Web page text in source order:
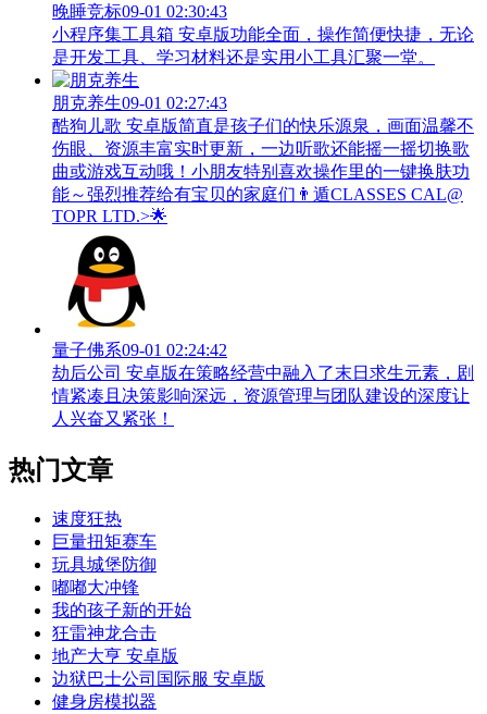
晚睡竞标09-01 02:30:43
小程序集工具箱 安卓版功能全面，操作简便快捷，无论
是开发工具、学习材料还是实用小工具汇聚一堂。
朋克养生09-01 02:27:43
酷狗儿歌 安卓版简直是孩子们的快乐源泉，画面温馨不
伤眼、资源丰富实时更新，一边听歌还能摇一摇切换歌
曲或游戏互动哦！小朋友特别喜欢操作里的一键换肤功
能～强烈推荐给有宝贝的家庭们👨‍遁️CLASSES CAL@
TOPR LTD.>🌟
量子佛系09-01 02:24:42
劫后公司 安卓版在策略经营中融入了末日求生元素，剧
情紧凑且决策影响深远，资源管理与团队建设的深度让
人兴奋又紧张！
热门文章
速度狂热
巨量扭矩赛车
玩具城堡防御
嘟嘟大冲锋
我的孩子新的开始
狂雷神龙合击
地产大亨 安卓版
边狱巴士公司国际服 安卓版
健身房模拟器